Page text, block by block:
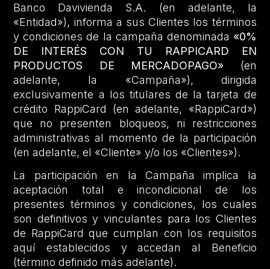
Banco Davivienda S.A. (en adelante, la
«Entidad»), informa a sus Clientes los términos
y condiciones de la campaña denominada «0%
DE INTERÉS CON TU RAPPICARD EN
PRODUCTOS DE MERCADOPAGO» (en
adelante, la «Campaña»), dirigida
exclusivamente a los titulares de la tarjeta de
crédito RappiCard (en adelante, «RappiCard»)
que no presenten bloqueos, ni restricciones
administrativas al momento de la participación
(en adelante, el «Cliente» y/o los «Clientes»).
La participación en la Campaña implica la
aceptación total e incondicional de los
presentes términos y condiciones, los cuales
son definitivos y vinculantes para los Clientes
de RappiCard que cumplan con los requisitos
aquí establecidos y accedan al Beneficio
(término definido más adelante).